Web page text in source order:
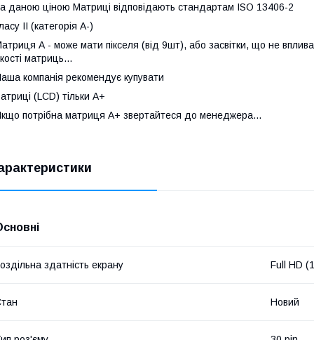
даною ціною Матриці відповідають стандартам ISO 13406-2
II (категорія А-)
А - може мати пікселя (від 9шт), або засвітки, що не
матриць...
компанія рекомендує купувати
(LCD) тільки А+
потрібна матриця А+ звертайтеся до менеджера...
здатність екрану Full HD
Новий